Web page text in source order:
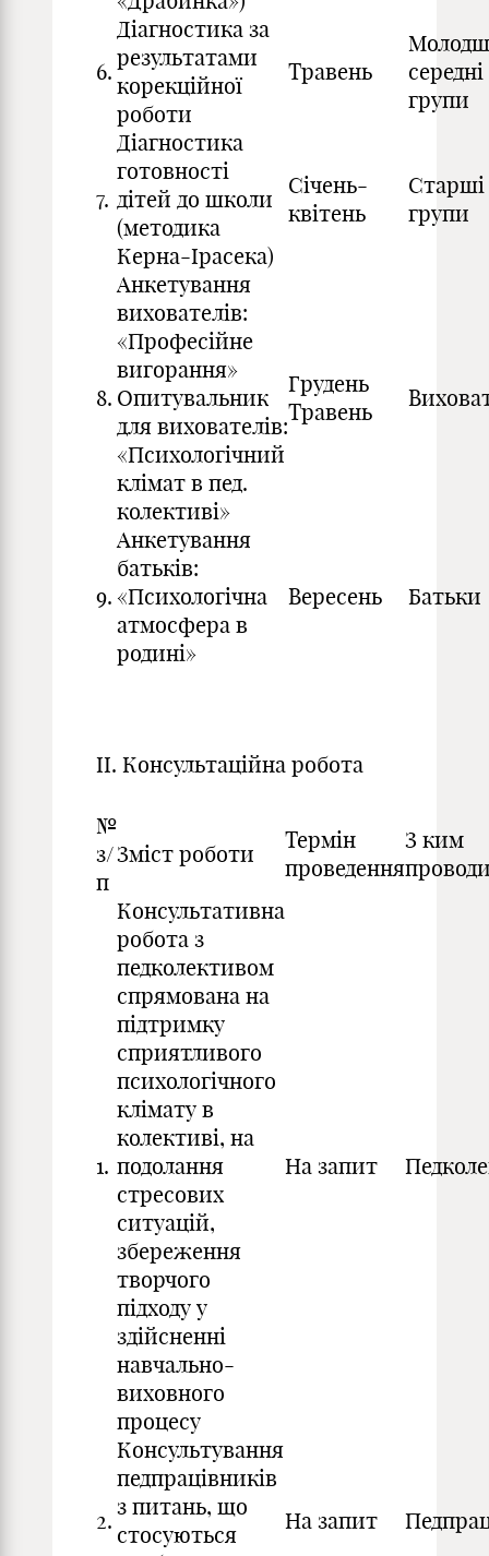
6.
Діагностика за
результатами
корекційної
роботи
Травень
середні
групи
7.
Діагностика
готовності
дітей до школи
(методика
Керна-Ірасека)
Січень-
квітень
Старші
групи
8.
Анкетування
вихователів:
«Професійне
вигорання»
Опитувальник
для вихователів:
«Психологічний
клімат в пед.
колективі»
Грудень
Травень
9.
Анкетування
батьків:
«Психологічна
атмосфера в
родині»
Вересень Батьки
ІІ. Консультаційна робота
№
з/
п
Зміст роботи
Термін
проведення
З ким
1.
Консультативна
робота з
педколективом
спрямована на
підтримку
сприятливого
психологічного
клімату в
колективі, на
подолання
стресових
ситуацій,
збереження
творчого
підходу у
здійсненні
навчально-
виховного
процесу
На запит
2.
Консультування
педпрацівників
з питань, що
стосуються
На запит